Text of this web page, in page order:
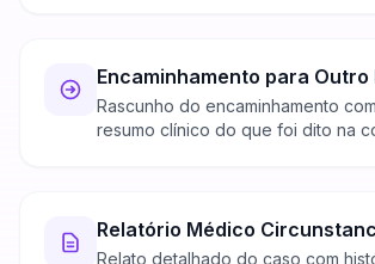
Encaminhamento para
Rascunho do encaminhamento
resumo clínico do que foi dito na
Relatório Médico
Relato detalhado do caso com